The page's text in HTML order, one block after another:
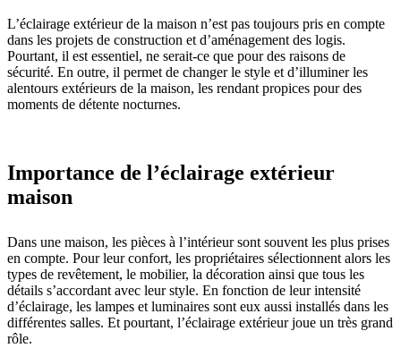
L’éclairage extérieur de la maison n’est pas toujours pris en compte
dans les projets de construction et d’aménagement des logis.
Pourtant, il est essentiel, ne serait-ce que pour des raisons de
sécurité. En outre, il permet de changer le style et d’illuminer les
alentours extérieurs de la maison, les rendant propices pour des
moments de détente nocturnes.
Importance de l’éclairage extérieur
maison
Dans une maison, les pièces à l’intérieur sont souvent les plus prises
en compte. Pour leur confort, les propriétaires sélectionnent alors les
types de revêtement, le mobilier, la décoration ainsi que tous les
détails s’accordant avec leur style. En fonction de leur intensité
d’éclairage, les lampes et luminaires sont eux aussi installés dans les
différentes salles. Et pourtant, l’éclairage extérieur joue un très grand
rôle.